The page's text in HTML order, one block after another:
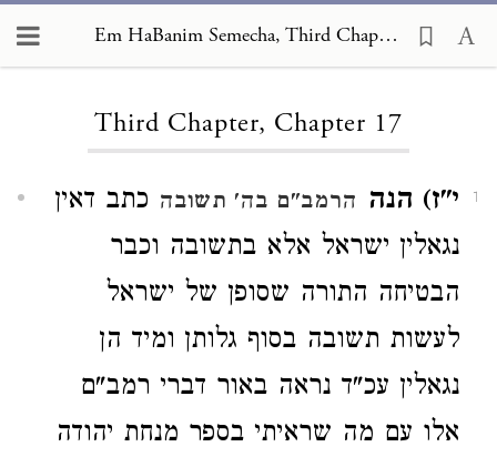
Em HaBanim Semecha, Third Chapter 17
Third Chapter, Chapter 17
1 י"ז) הנה הרמב"ם בה' תשובה כתב דאין
נגאלין ישראל אלא בתשובה וכבר
הבטיחה התורה שסופן של ישראל
לעשות תשובה בסוף גלותן ומיד הן
נגאלין עכ"ד נראה באור דברי רמב"ם
אלו עם מה שראיתי בספר מנחת יהודה